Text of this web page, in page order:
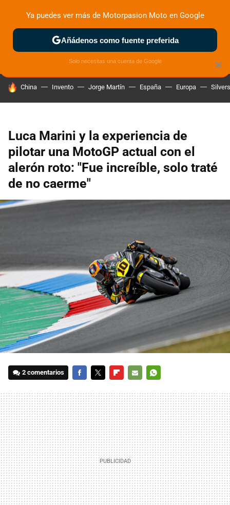
ZONA DE PRUEBAS DEPORTIVAS MOTOS ELÉCTRICAS
HOY SE HABLA DE
China Invento Jorge Martín España Europa
Luca Marini y la experiencia de
pilotar una MotoGP actual con el
alerón roto: "Fue increíble, solo traté
de no caerme"
2 comentarios
MAIL
×
Ya puedes ver más de Motorpasion Moto en Google
Añádenos como fuente preferida
Solo necesitas una cuenta de Google